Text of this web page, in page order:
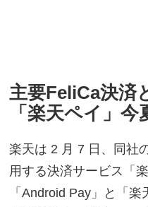
主要FeliCa決済
「楽天ペイ」今
楽天は 2 月 7 日、同社
用する決済サービス「
「Android Pay」と「楽